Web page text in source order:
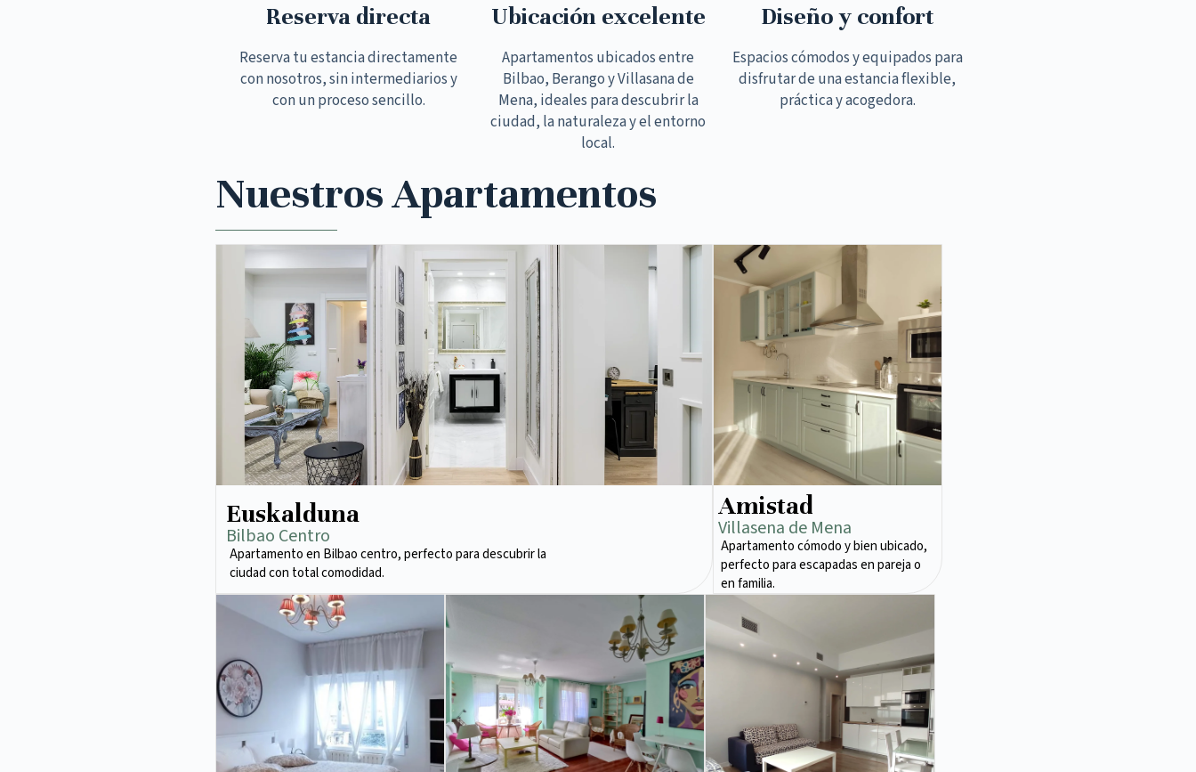
Reserva directa
Reserva tu estancia directamente
con nosotros, sin intermediarios y
con un proceso sencillo.
Ubicación excelente
Apartamentos ubicados entre
Bilbao, Berango y Villasana de
Mena, ideales para descubrir la
ciudad, la naturaleza y el entorno
local.
Diseño y confort
Espacios cómodos y equipados para
disfrutar de una estancia flexible,
práctica y acogedora.
Nuestros Apartamentos
Euskalduna
Bilbao Centro
Apartamento en Bilbao centro, perfecto para descubrir la
ciudad con total comodidad.
Amistad
Villasena de Mena
Apartamento cómodo y bien ubicado,
perfecto para escapadas en pareja o
en familia.